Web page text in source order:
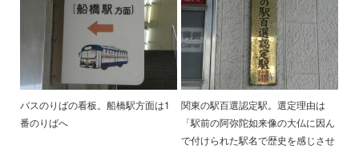
バスのりばの看板。船橋駅方面は1
番のりばへ
関東の駅百選認定駅。選定理由は
「駅前の阿弥陀如来像の大仏に因ん
で付けられた駅名で歴史を感じさせ